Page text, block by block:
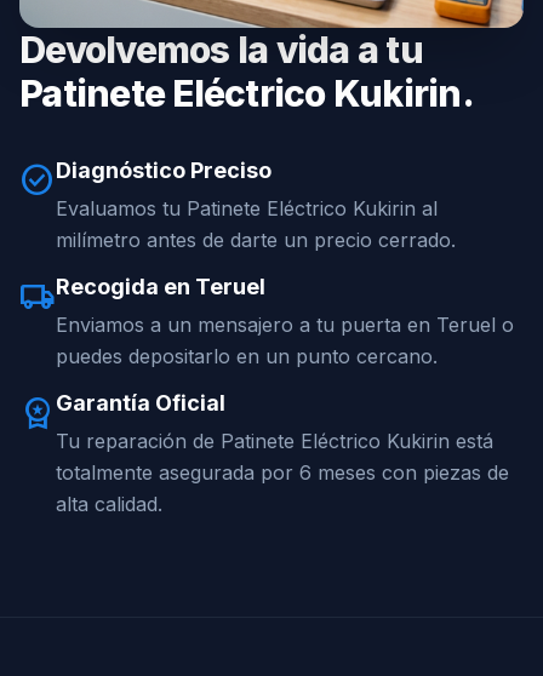
Devolvemos la vida a tu
Patinete Eléctrico Kukirin.
check_circleDiagnóstico Preciso
Evaluamos tu Patinete Eléctrico Kukirin al
milímetro antes de darte un precio cerrado.
local_shippingRecogida en Teruel
Enviamos a un mensajero a tu puerta en Teruel o
puedes depositarlo en un punto cercano.
workspace_premium Garantía Oficial
Tu reparación de Patinete Eléctrico Kukirin está
totalmente asegurada por 6 meses con piezas de
alta calidad.